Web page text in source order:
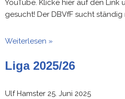
YouTube. Klicke hier auf den Link
gesucht! Der DBVfF sucht ständig
Weiterlesen »
Liga 2025/26
Ulf Hamster 25. Juni 2025